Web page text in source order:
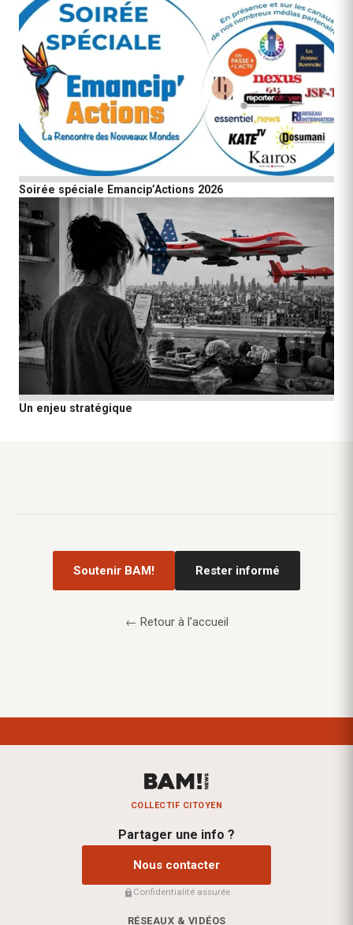
Soirée spéciale Emancip’Actions 2026
Un enjeu stratégique
Soutenir BAM! Rester informé
← Retour à l'accueil
COLLECTIF CITOYEN
Partager une info ?
Nous contacter
Confidentialité assurée
RÉSEAUX & VIDÉOS